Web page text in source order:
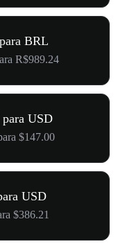
BRL
R$989.24
USD
$147.00
USD
$386.21